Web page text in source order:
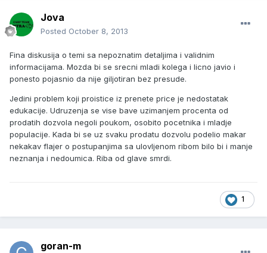
Jova
Posted October 8, 2013
Fina diskusija o temi sa nepoznatim detaljima i validnim
informacijama. Mozda bi se srecni mladi kolega i licno javio i
ponesto pojasnio da nije giljotiran bez presude.
Jedini problem koji proistice iz prenete price je nedostatak
edukacije. Udruzenja se vise bave uzimanjem procenta od
prodatih dozvola negoli poukom, osobito pocetnika i mladje
populacije. Kada bi se uz svaku prodatu dozvolu podelio makar
nekakav flajer o postupanjima sa ulovljenom ribom bilo bi i manje
neznanja i nedoumica. Riba od glave smrdi.
1
goran-m